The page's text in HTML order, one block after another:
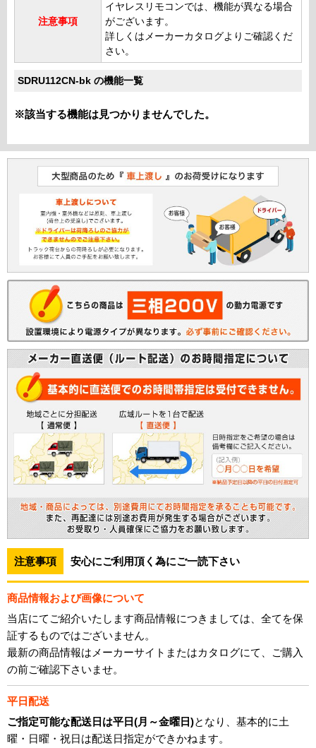
注意事項
イヤレスリモコンでは、機能が異なる場合
がございます。
詳しくはメーカーカタログよりご確認くだ
さい。
SDRU112CN-bk の機能一覧
※該当する機能は見つかりませんでした。
注意事項 安心にご利用頂く為にご一読下さい
商品情報および画像について
当店にてご紹介いたします商品情報につきましては、全てを保
証するものではございません。
最新の商品情報はメーカーサイトまたはカタログにて、ご購入
の前ご確認下さいませ。
平日配送
ご指定可能な配送日は平日(月～金曜日)となり、基本的に土
曜・日曜・祝日は配送日指定ができかねます。